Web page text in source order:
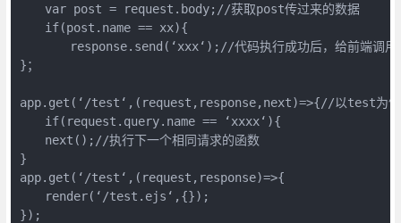
var post = request.body;//获取post传过来的数据
if(post.name == xx){
response.send(‘xxx‘);//代码执行成功后，给前端调用
}；
app.get(‘/test‘,(request,response,next)=>{//以test为例
if(request.query.name == ‘xxxx‘){
next();//执行下一个相同请求的函数
}
app.get(‘/test‘,(request,response)=>{
render(‘/test.ejs‘,{});
});